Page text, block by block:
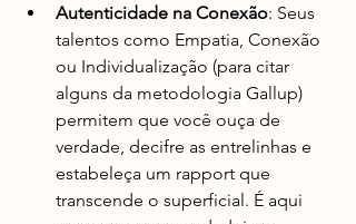
Autenticidade na Conexão: Seus
talentos como Empatia, Conexão
ou Individualização (para citar
alguns da metodologia Gallup)
permitem que você ouça de
verdade, decifre as entrelinhas e
estabeleça um rapport que
transcende o superficial. É aqui